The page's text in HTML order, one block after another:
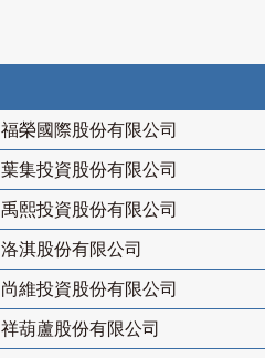
福榮國際股份有限公司
葉集投資股份有限公司
禹熙投資股份有限公司
洛淇股份有限公司
尚維投資股份有限公司
祥葫蘆股份有限公司